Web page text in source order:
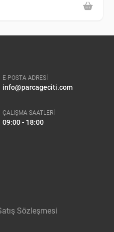
E-POSTA ADRESİ
info@parcageciti.com
ÇALIŞMA SAATLERİ
09:00 - 18:00
Sözleşmesi